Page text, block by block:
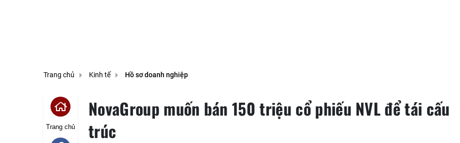
Trang chủ Kinh tế Hồ sơ doanh nghiệp
Trang chủ
NovaGroup muốn bán 150 triệu cổ phiếu NVL để tái cấu
trúc